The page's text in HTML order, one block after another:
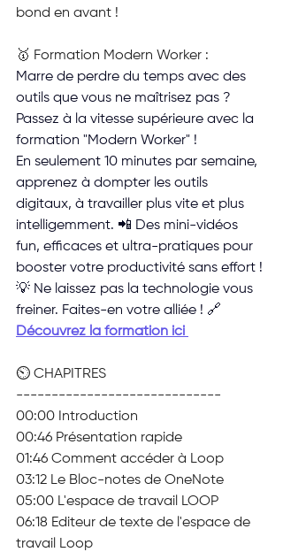
bond en avant !
🥇 Formation Modern Worker :
Marre de perdre du temps avec des
outils que vous ne maîtrisez pas ?
Passez à la vitesse supérieure avec la
formation "Modern Worker" !
En seulement 10 minutes par semaine,
apprenez à dompter les outils
digitaux, à travailler plus vite et plus
intelligemment. 📲 Des mini-vidéos
fun, efficaces et ultra-pratiques pour
booster votre productivité sans effort !
💡 Ne laissez pas la technologie vous
freiner. Faites-en votre alliée ! 🔗
Découvrez la formation ici
⏲️ CHAPITRES
-----------------------------
00:00 Introduction
00:46 Présentation rapide
01:46 Comment accéder à Loop
03:12 Le Bloc-notes de OneNote
05:00 L'espace de travail LOOP
06:18 Editeur de texte de l'espace de
travail Loop